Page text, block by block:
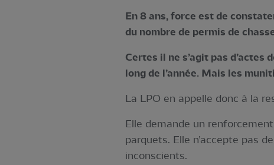
En 8 ans, force est de
du nombre de permis de
Certes il ne s’agit pas
long de l’année. Mais les
La LPO en appelle donc à la
Elle demande un
parquets. Elle n’accepte pas
inconscients.